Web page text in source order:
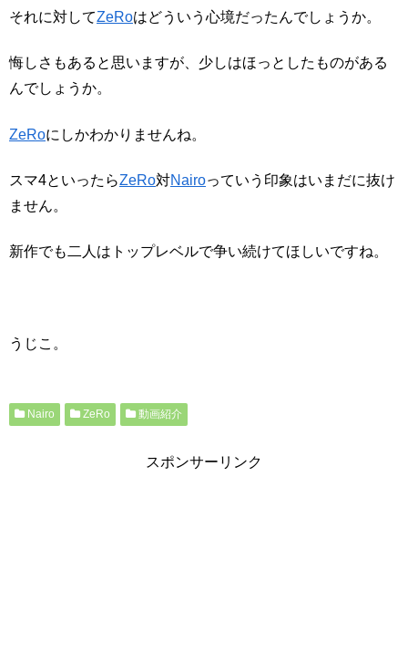
それに対してZeRoはどういう心境だったんでしょうか。
悔しさもあると思いますが、少しはほっとしたものがある
んでしょうか。
ZeRoにしかわかりませんね。
スマ4といったらZeRo対Nairoっていう印象はいまだに抜け
ません。
新作でも二人はトップレベルで争い続けてほしいですね。
うじこ。
Nairo ZeRo 動画紹介
スポンサーリンク